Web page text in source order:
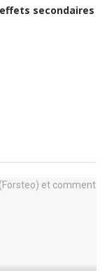
secondaires